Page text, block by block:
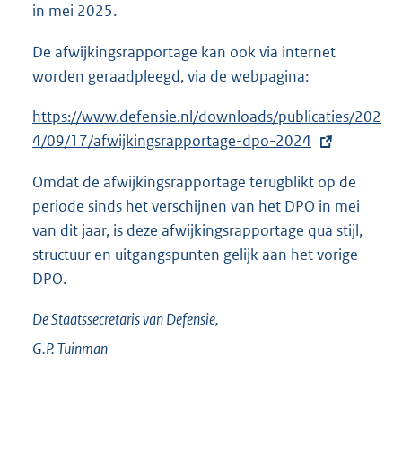
in mei 2025.
De afwijkingsrapportage kan ook via internet
worden geraadpleegd, via de webpagina:
E
x
e
r
n
e
l
i
k
https://www.defensie.nl/downloads/publicaties/202
4/09/17/afwijkingsrapportage-dpo-2024
Omdat de afwijkingsrapportage terugblikt op de
periode sinds het verschijnen van het DPO in mei
van dit jaar, is deze afwijkingsrapportage qua stijl,
structuur en uitgangspunten gelijk aan het vorige
DPO.
De Staatssecretaris van Defensie,
G.P.Tuinman